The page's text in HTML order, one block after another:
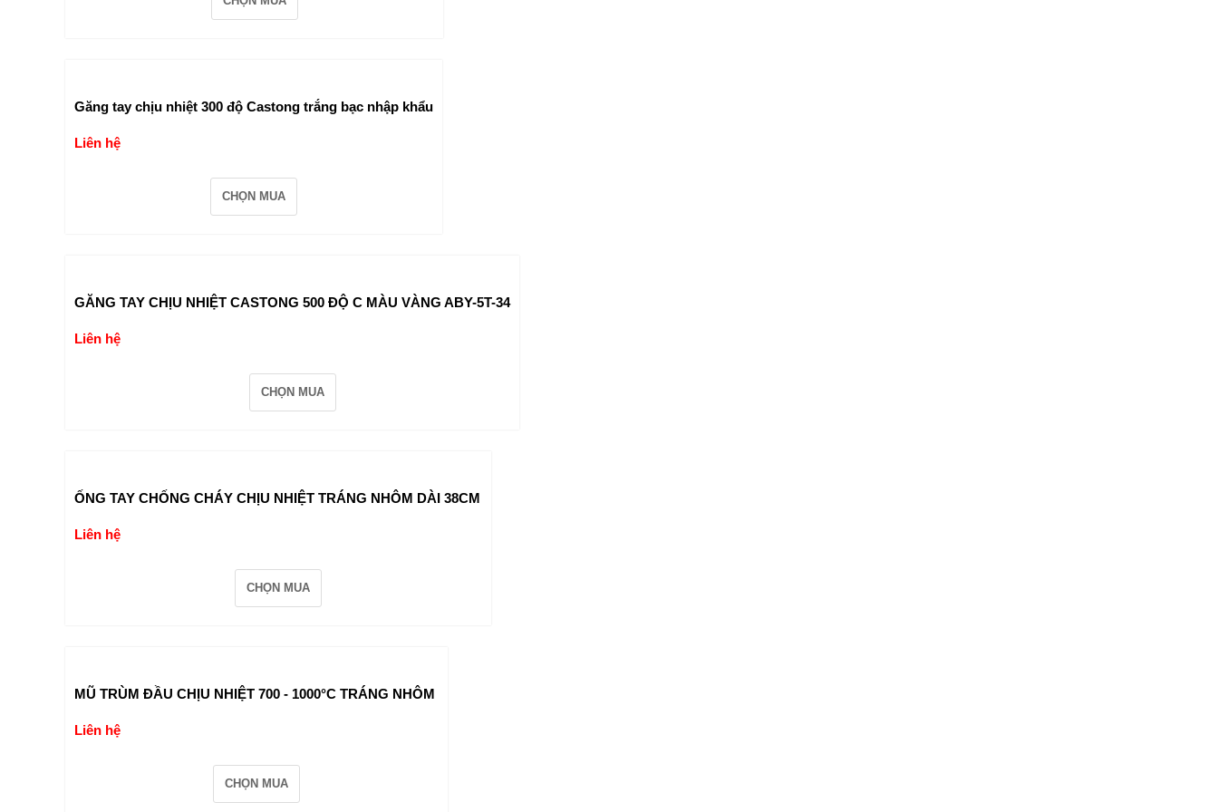
Găng tay chịu nhiệt 300 độ Castong trắng bạc nhập khẩu
Liên hệ
CHỌN MUA
GĂNG TAY CHỊU NHIỆT CASTONG 500 ĐỘ C MÀU VÀNG ABY-5T-34
Liên hệ
CHỌN MUA
ỐNG TAY CHỐNG CHÁY CHỊU NHIỆT TRÁNG NHÔM DÀI 38CM
Liên hệ
CHỌN MUA
MŨ TRÙM ĐẦU CHỊU NHIỆT 700 - 1000°C TRÁNG NHÔM
Liên hệ
CHỌN MUA